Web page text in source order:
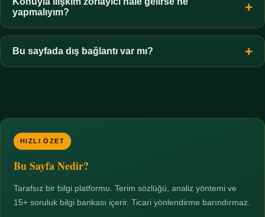
zorunluluktur.
yapmalıyım?
Zaman sınırı koyun, harcadığınız süreyi ölçün ve gerekirse
profesyonel destek alın. Türkiye'de ücretsiz danışma hatları
mevcuttur; yardım istemek güçlü bir adımdır.
Bu sayfada dış bağlantı var mı?
HIZLI ÖZET
Bu Sayfa Nedir?
Tarafsız bir bilgi platformu. Terim sözlüğü, analiz yöntemi ve
15+ soruluk bilgi bankası içerir. Ticari yönlendirme barındırmaz.